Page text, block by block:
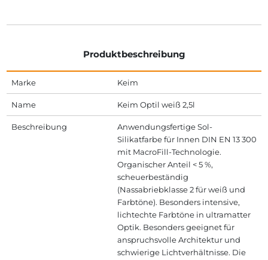
Produktbeschreibung
Marke Keim
Name Keim Optil weiß 2,5l
Beschreibung
Anwendungsfertige Sol-
Silikatfarbe für Innen DIN EN 13 300
mit MacroFill-Technologie.
Organischer Anteil < 5 %,
scheuerbeständig
(Nassabriebklasse 2 für weiß und
Farbtöne). Besonders intensive,
lichtechte Farbtöne in ultramatter
Optik. Besonders geeignet für
anspruchsvolle Architektur und
schwierige Lichtverhältnisse. Die